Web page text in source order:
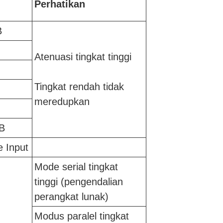
Perhatikan
Atenuasi tingkat tinggi
Tingkat rendah tidak
meredupkan
Input
Mode serial tingkat
tinggi (pengendalian
perangkat lunak)
Modus paralel tingkat